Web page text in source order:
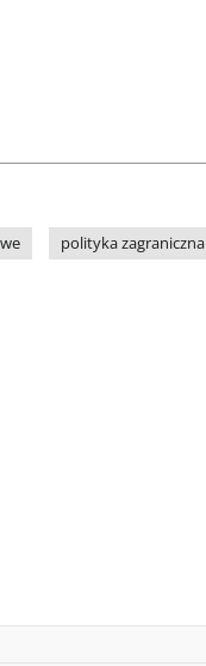
polityka zagraniczna